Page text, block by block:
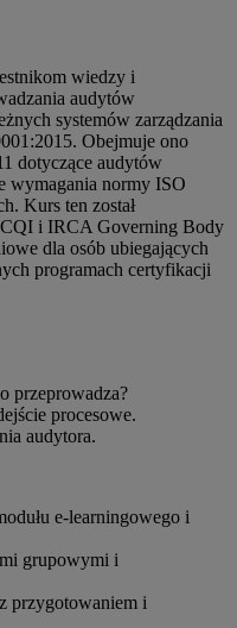
wiedzy i
audytów
systemów zarządzania
Obejmuje ono
dotyczące audytów
wymagania normy ISO
Kurs ten został
i IRCA Governing Body
dla osób ubiegających
programach certyfikacji
przeprowadza?
procesowe.
audytora.
e-learningowego i
grupowymi i
przygotowaniem i